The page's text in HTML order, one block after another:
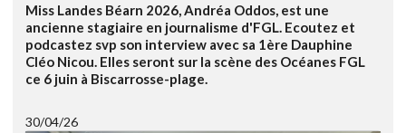
Miss Landes Béarn 2026, Andréa Oddos, est une
ancienne stagiaire en journalisme d'FGL. Ecoutez et
podcastez svp son interview avec sa 1ère Dauphine
Cléo Nicou. Elles seront sur la scène des Océanes FGL
ce 6 juin à Biscarrosse-plage.
30/04/26